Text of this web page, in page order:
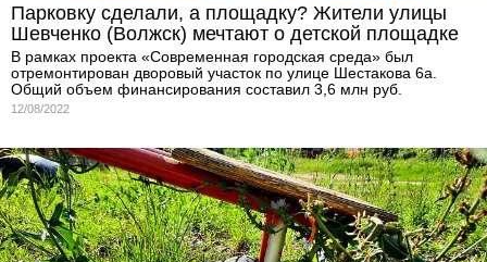
Парковку сделали, а площадку? Жители улицы
Шевченко (Волжск) мечтают о детской площадке
В рамках проекта «Современная городская среда» был
отремонтирован дворовый участок по улице Шестакова 6а.
Общий объем финансирования составил 3,6 млн руб.
12/08/2022